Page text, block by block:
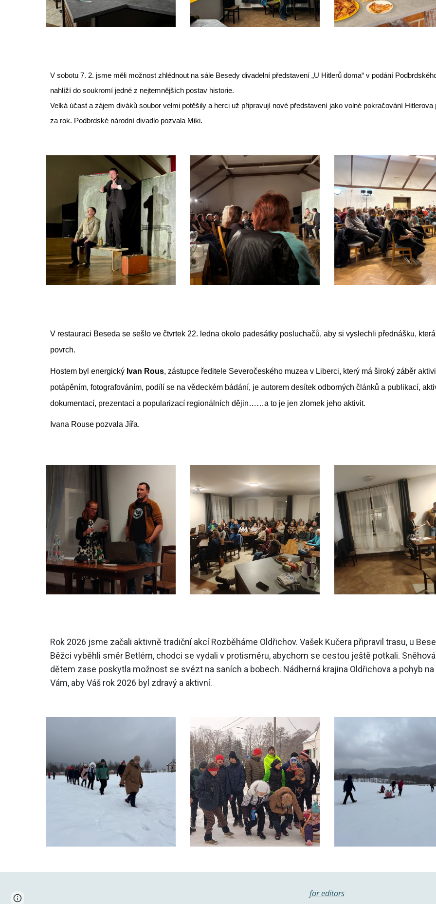
V sobotu 7. 2. jsme měli možnost zhlédnout na sále Besedy divadelní představení „U Hitlerů doma“ v podání
nahlíží do soukromí jedné z nejtemnějších postav historie.
Velká účast a zájem diváků soubor velmi potěšily a herci už připravují nové představení jako volné pokračování
za rok. Podbrdské národní divadlo pozvala Miki.
V restauraci Beseda se sešlo ve čtvrtek 22. ledna okolo padesátky posluchačů, aby si vyslechli přednášku,
povrch.
Hostem byl energický Ivan Rous, zástupce ředitele Severočeského muzea v Liberci, který má široký záběr
potápěním, fotografováním, podílí se na vědeckém bádání, je autorem desítek odborných článků a publikací,
dokumentací, prezentací a popularizací regionálních dějin……a to je jen zlomek jeho aktivit.
Ivana Rouse pozvala Jířa.
Rok 2026 jsme začali aktivně tradiční akcí Rozběháme Oldřichov. Vašek Kučera připravil trasu, u
Běžci vyběhli směr Betlém, chodci se vydali v protisměru, abychom se cestou ještě potkali.
dětem zase poskytla možnost se svézt na saních a bobech. Nádherná krajina Oldřichova a pohyb
Vám, aby Váš rok 2026 byl zdravý a aktivní.
for editors